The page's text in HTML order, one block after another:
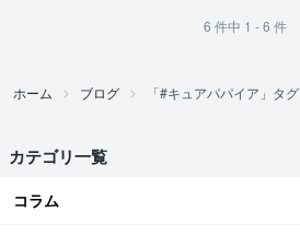
6 件中 1 - 6 件
ホーム ブログ 「#キュアパパイア」タグ
カテゴリ一覧
コラム